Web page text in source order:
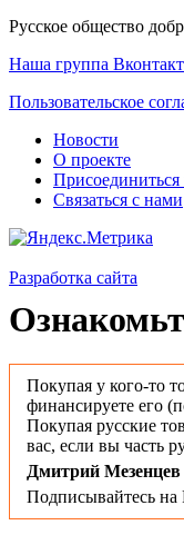
Русское общество
Наша группа
Пользовательское
Новости
О проекте
Присоединиться
Связаться с нами
Разработка сайта
Покупая у кого-то
финансируете его
Покупая русские
вас, если вы часть
Дмитрий Мезенцев
Подписывайтесь